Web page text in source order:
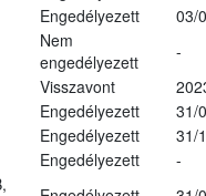
Engedélyezett
03/
Nem
engedélyezett
-
Visszavont
Engedélyezett
31/
Engedélyezett
31/
Engedélyezett
-